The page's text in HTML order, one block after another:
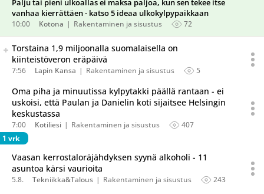
Palju tai pieni ulkoallas ei maksa paljoa, kun sen tekee itse
vanhaa kierrättäen - katso 5 ideaa ulkokylpypaikkaan
10:00 Kotona Rakentaminen ja sisustus 72
Seuraava uutinen on julkaistu useassa eri lähteessä.
Listaa uutisen kaikki versiot
Torstaina 1,9 miljoonalla suomalaisella on
kiinteistöveron eräpäivä
7:56 Lapin Kansa Rakentaminen ja sisustus 5
Oma piha ja minuutissa kylpytakki päällä rantaan - ei
uskoisi, että Paulan ja Danielin koti sijaitsee Helsingin
keskustassa
7:00 Kotiliesi Rakentaminen ja sisustus
407
1 vrk
Vaasan kerrostaloräjähdyksen syynä alkoholi - 11
asuntoa kärsi vaurioita
5.8. Tekniikka&Talous Rakentaminen ja sisustus 243